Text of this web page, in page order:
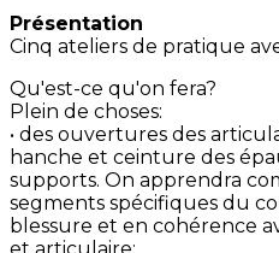
Présentation
Cinq ateliers de pratique
Qu'est-ce qu'on fera?
Plein de choses:
• des ouvertures des
hanche et ceinture des
supports. On apprendra
segments spécifiques du
blessure et en cohérence